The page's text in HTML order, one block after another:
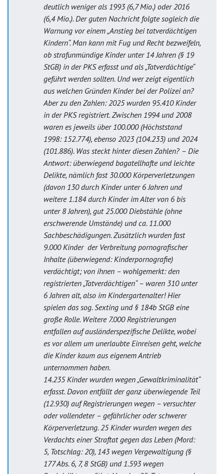
deutlich weniger als 1993 (6,7 Mio.) oder 2016
(6,4 Mio.). Der guten Nachricht folgte sogleich die
Warnung vor einem „Anstieg bei tatverdächtigen
Kindern“. Man kann mit Fug und Recht bezweifeln,
ob strafunmündige Kinder unter 14 Jahren (§ 19
StGB) in der PKS erfasst und als „Tatverdächtige“
geführt werden sollten. Und wer zeigt eigentlich
aus welchen Gründen Kinder bei der Polizei an?
Aber zu den Zahlen: 2025 wurden 95.410 Kinder
in der PKS registriert. Zwischen 1994 und 2008
waren es jeweils über 100.000 (Höchststand
1998: 152.774), ebenso 2023 (104.233) und 2024
(101.886). Was steckt hinter diesen Zahlen? – Die
Antwort: überwiegend bagatellhafte und leichte
Delikte, nämlich fast 30.000 Körperverletzungen
(davon 130 durch Kinder unter 6 Jahren und
weitere 1.184 durch Kinder im Alter von 6 bis
unter 8 Jahren), gut 25.000 Diebstähle (ohne
erschwerende Umstände) und ca. 11.000
Sachbeschädigungen. Zusätzlich wurden fast
9.000 Kinder der Verbreitung pornografischer
Inhalte (überwiegend: Kinderpornografie)
verdächtigt; von ihnen – wohlgemerkt: den
registrierten „Tatverdächtigen“ – waren 310 unter
6 Jahren alt, also im Kindergartenalter! Hier
spielen das sog. Sexting und § 184b StGB eine
große Rolle. Weitere 7.000 Registrierungen
entfallen auf ausländerspezifische Delikte, wobei
es vor allem um unerlaubte Einreisen geht, welche
die Kinder kaum aus eigenem Antrieb
unternommen haben.
14.235 Kinder wurden wegen „Gewaltkriminalität“
erfasst. Davon entfällt der ganz überwiegende Teil
(12.930) auf Registrierungen wegen – versuchter
oder vollendeter – gefährlicher oder schwerer
Körperverletzung. 25 Kinder wurden wegen des
Verdachts einer Straftat gegen das Leben (Mord:
5, Totschlag: 20), 143 wegen Vergewaltigung (§
177 Abs. 6, 7, 8 StGB) und 1.593 wegen